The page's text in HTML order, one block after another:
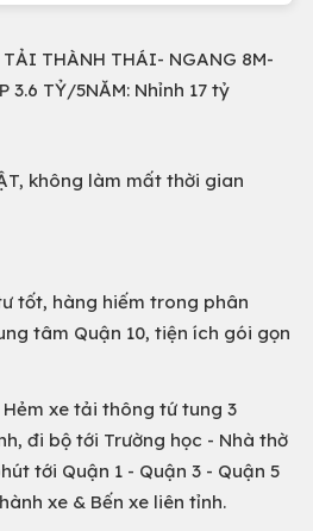
TẢI THÀNH THÁI- NGANG 8M-
3.6 TỶ/5NĂM: Nhỉnh 17 tỷ
không làm mất thời gian
tốt, hàng hiếm trong phân
tâm Quận 10, tiện ích gói gọn
xe tải thông tứ tung 3
đi bộ tới Trường học - Nhà thờ
tới Quận 1 - Quận 3 - Quận 5
xe & Bến xe liên tỉnh.